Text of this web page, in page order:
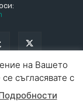
на Вашето
съгласявате с